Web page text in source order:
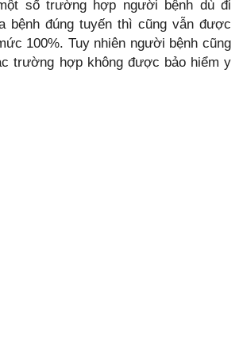
số trường hợp người bệnh dù đi
bệnh đúng tuyến thì cũng vẫn được
100%. Tuy nhiên người bệnh cũng
trường hợp không được bảo hiểm y